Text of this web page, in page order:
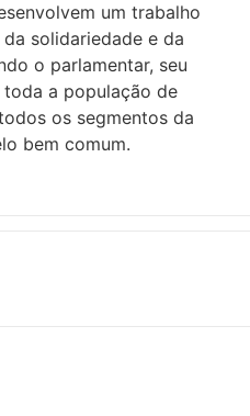
um trabalho
solidariedade e da
o parlamentar, seu
a população de
os segmentos da
bem comum.